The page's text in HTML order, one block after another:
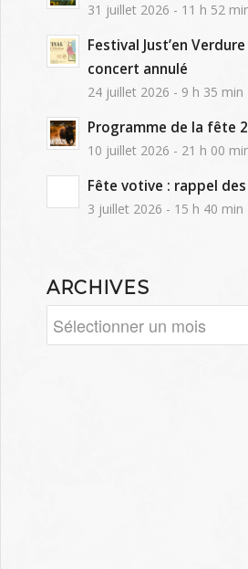
31 juillet 2026 - 11 h 52
Festival Just’en
concert annulé
24 juillet 2026 - 9 h 35 min
Programme de la fête
10 juillet 2026 - 21 h 00
Fête votive : rappel
3 juillet 2026 - 15 h 40 min
ARCHIVES